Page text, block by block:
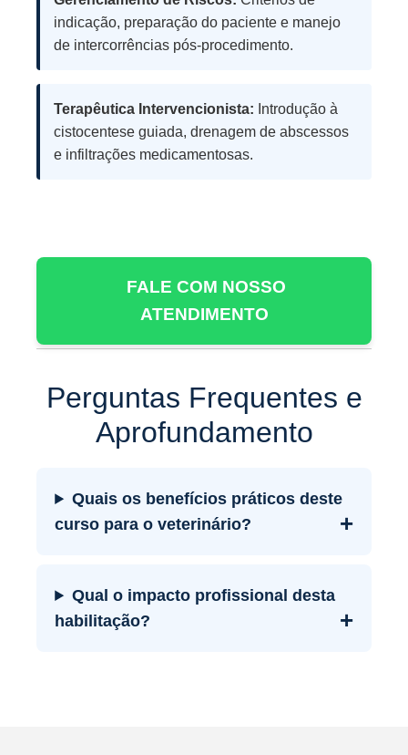
indicação, preparação do paciente e manejo
de intercorrências pós-procedimento.
Terapêutica Intervencionista: Introdução à
cistocentese guiada, drenagem de abscessos
e infiltrações medicamentosas.
FALE COM NOSSO
ATENDIMENTO
Perguntas Frequentes e
Aprofundamento
Quais os benefícios práticos deste
curso para o veterinário?
+
Qual o impacto profissional desta
habilitação?
+